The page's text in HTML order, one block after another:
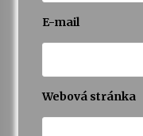
E-mail
Webová stránka